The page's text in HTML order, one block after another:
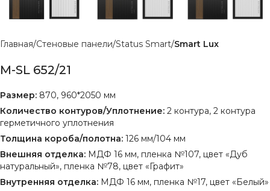
Главная Стеновые панели Status Smart Smart Lux
M-SL 652/21
Размер: 870, 960*2050 мм
Количество контуров/Уплотнение: 2 контура, 2 контура
герметичного уплотнения
Толщина короба/полотна: 126 мм/104 мм
Внешняя отделка: МДФ 16 мм, пленка №107, цвет «Дуб
натуральный», пленка №78, цвет «Графит»
Внутренняя отделка: МДФ 16 мм, пленка №17, цвет «Белый»